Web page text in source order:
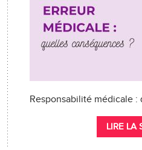
Responsabilité médicale
LIRE LA